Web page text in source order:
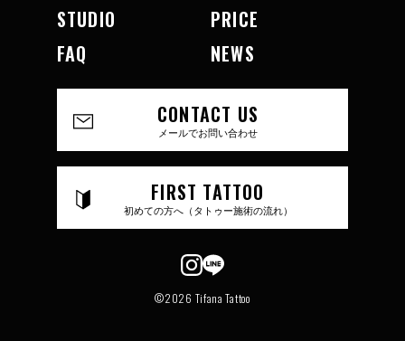
STUDIO
PRICE
FAQ
NEWS
CONTACT US
メールでお問い合わせ
FIRST TATTOO
初めての方へ（タトゥー施術の流れ）
©2026 Tifana Tattoo